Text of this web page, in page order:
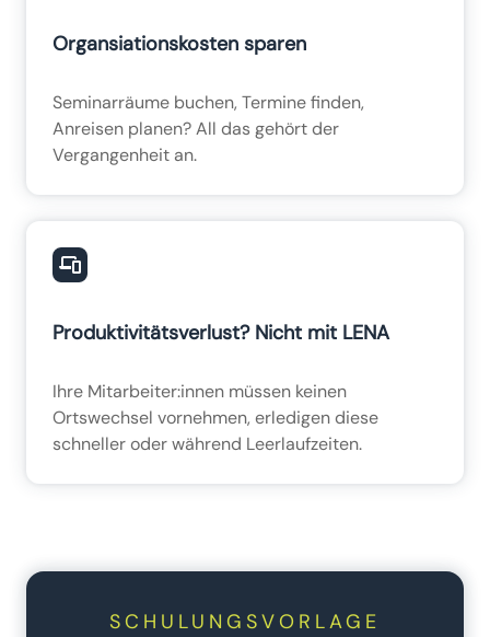
Organsiationskosten sparen
Seminarräume buchen, Termine finden,
Anreisen planen? All das gehört der
Vergangenheit an.
Produktivitätsverlust? Nicht mit LENA
Ihre Mitarbeiter:innen müssen keinen
Ortswechsel vornehmen, erledigen diese
schneller oder während Leerlaufzeiten.
SCHULUNGSVORLAGE